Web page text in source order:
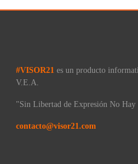
#VISOR21 es un producto
V.E.A.
"Sin Libertad de Expresión No Hay
contacto@visor21.com